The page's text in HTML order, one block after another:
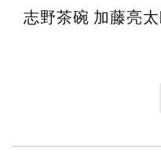
志野茶碗 加藤亮